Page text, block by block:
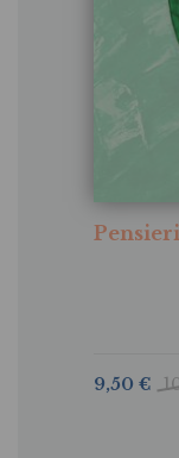
9,50 €